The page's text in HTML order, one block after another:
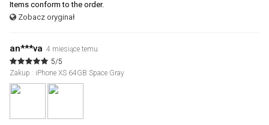
Items conform to the order.
Zobacz oryginał
an***va 4 miesiące temu
5/5
Zakup : iPhone XS 64GB Space Gray